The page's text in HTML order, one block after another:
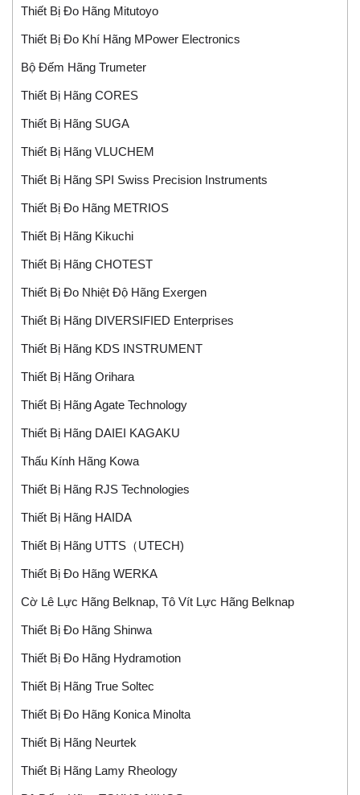
Thiết Bị Đo Hãng Mitutoyo
Thiết Bị Đo Khí Hãng MPower Electronics
Bộ Đếm Hãng Trumeter
Thiết Bị Hãng CORES
Thiết Bị Hãng SUGA
Thiết Bị Hãng VLUCHEM
Thiết Bị Hãng SPI Swiss Precision Instruments
Thiết Bị Đo Hãng METRIOS
Thiết Bị Hãng Kikuchi
Thiết Bị Hãng CHOTEST
Thiết Bị Đo Nhiệt Độ Hãng Exergen
Thiết Bị Hãng DIVERSIFIED Enterprises
Thiết Bị Hãng KDS INSTRUMENT
Thiết Bị Hãng Orihara
Thiết Bị Hãng Agate Technology
Thiết Bị Hãng DAIEI KAGAKU
Thấu Kính Hãng Kowa
Thiết Bị Hãng RJS Technologies
Thiết Bị Hãng HAIDA
Thiết Bị Hãng UTTS（UTECH)
Thiết Bị Đo Hãng WERKA
Cờ Lê Lực Hãng Belknap, Tô Vít Lực Hãng Belknap
Thiết Bị Đo Hãng Shinwa
Thiết Bị Đo Hãng Hydramotion
Thiết Bị Hãng True Soltec
Thiết Bị Đo Hãng Konica Minolta
Thiết Bị Hãng Neurtek
Thiết Bị Hãng Lamy Rheology